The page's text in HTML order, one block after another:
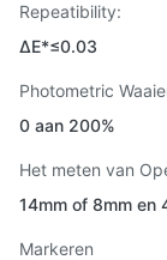
Repeatibility:
ΔE*≤0.03
Photometric
0 aan 200%
Het meten van
14mm of 8mm en
Markeren